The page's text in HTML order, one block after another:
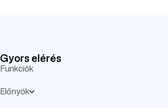
Gyors elérés
Funkciók
Előnyök